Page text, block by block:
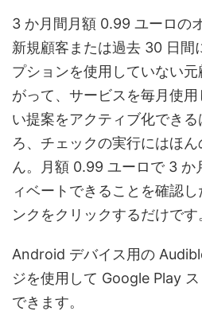
3 か月間月額 0.99 ユーロの
新規顧客または過去 30 日間
プションを使用していない
がって、サービスを毎月使
い提案をアクティブ化でき
ろ、チェックの実行にはほ
ん。月額 0.99 ユーロで 3 か
ィベートできることを確認
ンクをクリックするだけです
Android デバイス用の
ジを使用して Google Play
できます。